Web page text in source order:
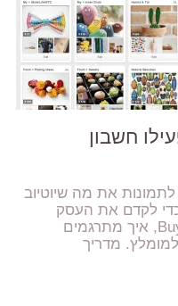
חשבון
את מה שיוטיוב
לקדם את העסק
שלכם, מהו Rich Pin ו-Buyable Pin, איך מתרגמים
מדריך